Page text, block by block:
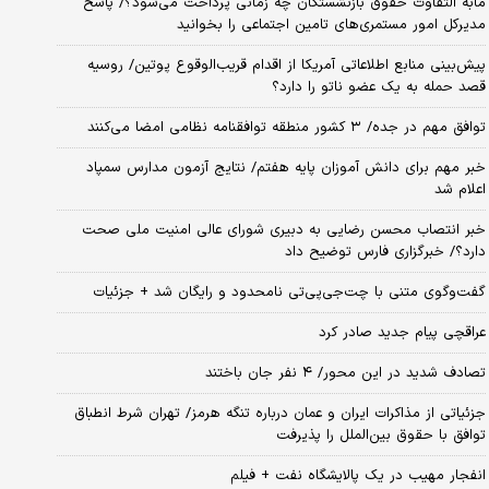
مدیرکل امور مستمری‌های تامین اجتماعی را بخوانید
پیش‌بینی منابع اطلاعاتی آمریکا از اقدام قریب‌الوقوع پوتین/ روسیه
قصد حمله به یک عضو ناتو را دارد؟
توافق مهم در جده/ ۳ کشور منطقه توافقنامه نظامی امضا می‌کنند
خبر مهم برای دانش آموزان پایه هفتم/ نتایج آزمون مدارس سمپاد
اعلام شد
خبر انتصاب محسن رضایی به دبیری شورای عالی امنیت ملی صحت
دارد؟/ خبرگزاری فارس توضیح داد
گفت‌وگوی متنی با چت‌جی‌پی‌تی نامحدود و رایگان شد + جزئیات
عراقچی پیام جدید صادر کرد
تصادف شدید در این محور/ ۴ نفر جان باختند
جزئیاتی از مذاکرات ایران و عمان درباره تنگه هرمز/ تهران شرط انطباق
توافق با حقوق بین‌الملل را پذیرفت
انفجار مهیب در یک پالایشگاه نفت + فیلم